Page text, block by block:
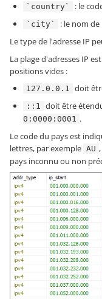
`country` : le
`city`
: le nom
Le type de l'adresse IP
La plage d'adresses IP
positions vides :
127.0.0.1 doit
::1 doit être
0:0000:0001 .
Le code du pays est
lettres, par exemple AU ,
pays inconnu ou non